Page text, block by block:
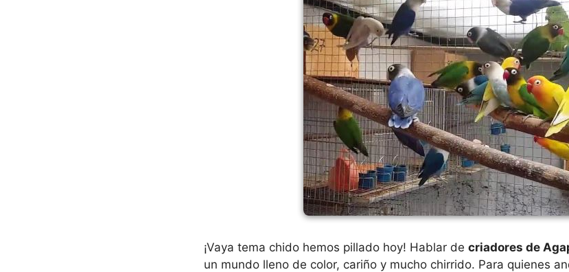
¡Vaya tema chido hemos pillado hoy! Hablar de criadores de
un mundo lleno de color, cariño y mucho chirrido. Para quienes